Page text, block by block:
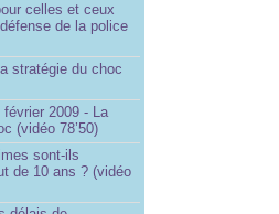
celles et ceux
de la police
stratégie du choc
février 2009 - La
(vidéo 78’50)
sont-ils
de 10 ans ? (vidéo